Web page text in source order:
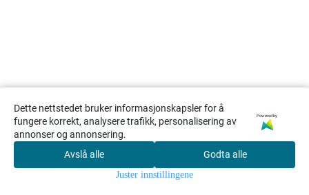
Søk
Dette nettstedet bruker informasjonskapsler for å
fungere korrekt, analysere trafikk, personalisering av
annonser og annonsering.
Powered by
Avslå alle Godta alle
Juster innstillingene